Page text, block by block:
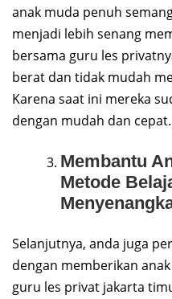
anak muda penuh
menjadi lebih senang
bersama guru les
berat dan tidak mudah
Karena saat ini mereka
dengan mudah dan cepat.
Membantu
Metode
Selanjutnya, anda juga
dengan memberikan
guru les privat jakarta